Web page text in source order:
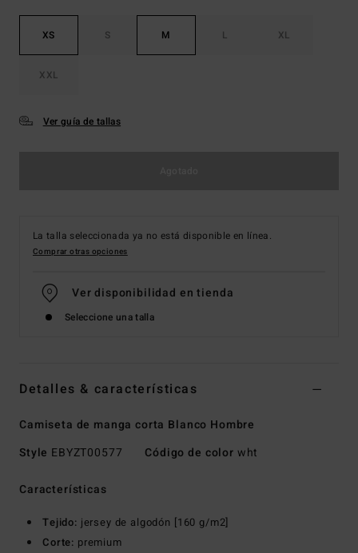
XS S M L XL
XXL
Ver guía de tallas
La talla seleccionada ya no está disponible en línea.
Comprar otras opciones
Ver disponibilidad en tienda
Seleccione una talla
Detalles & características
Camiseta de manga corta Blanco Hombre
Style EBYZT00577 Código de color wht
Características
Tejido: jersey de algodón [160 g/m2]
Corte: premium